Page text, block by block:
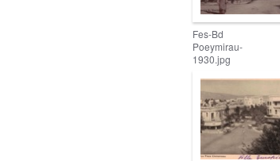
Fes-Bd
Poeymirau-
1930.jpg